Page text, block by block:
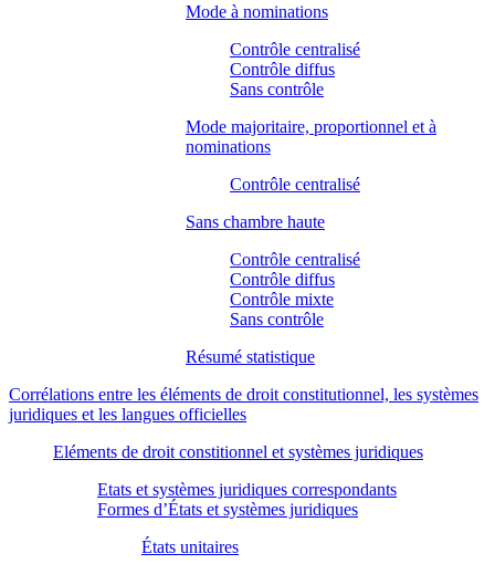
Mode à nominations
Contrôle centralisé
Contrôle diffus
Sans contrôle
Mode majoritaire, proportionnel et à
nominations
Contrôle centralisé
Sans chambre haute
Contrôle centralisé
Contrôle diffus
Contrôle mixte
Sans contrôle
Résumé statistique
Corrélations entre les éléments de droit constitutionnel, les systèmes
juridiques et les langues officielles
Eléments de droit constitionnel et systèmes juridiques
Etats et systèmes juridiques correspondants
Formes d’États et systèmes juridiques
États unitaires